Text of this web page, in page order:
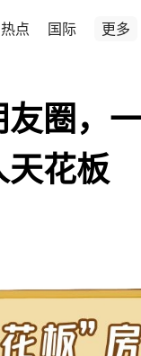
热点 国际 更多
圈，
花板